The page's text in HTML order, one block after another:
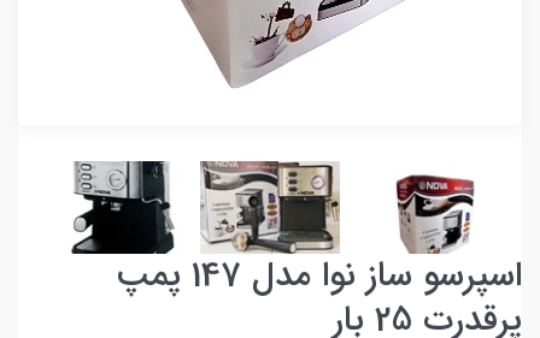
اسپرسو ساز نوا مدل 147 پمپ
پرقدرت 25 بار